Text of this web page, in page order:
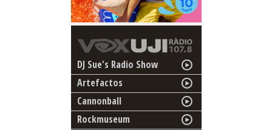
DJ Sue's Radio Show
Artefactos
Cannonball
Rockmuseum